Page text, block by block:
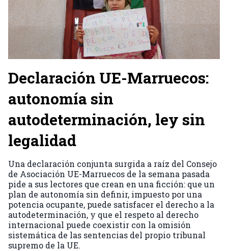
Declaración UE-Marruecos:
autonomía sin
autodeterminación, ley sin
legalidad
Una declaración conjunta surgida a raíz del Consejo
de Asociación UE-Marruecos de la semana pasada
pide a sus lectores que crean en una ficción: que un
plan de autonomía sin definir, impuesto por una
potencia ocupante, puede satisfacer el derecho a la
autodeterminación, y que el respeto al derecho
internacional puede coexistir con la omisión
sistemática de las sentencias del propio tribunal
supremo de la UE.